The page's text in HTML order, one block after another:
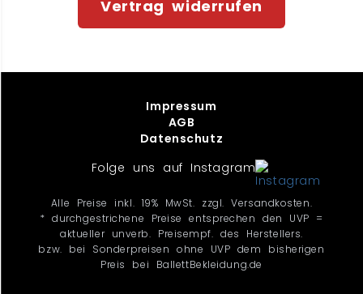
Vertrag widerrufen
Impressum
AGB
Datenschutz
Folge uns auf Instagram
Alle Preise inkl. 19% MwSt. zzgl. Versandkosten.
* durchgestrichene Preise entsprechen den UVP =
aktueller unverb. Preisempf. des Herstellers.
bzw. bei Sonderpreisen ohne UVP dem bisherigen
Preis bei BallettBekleidung.de